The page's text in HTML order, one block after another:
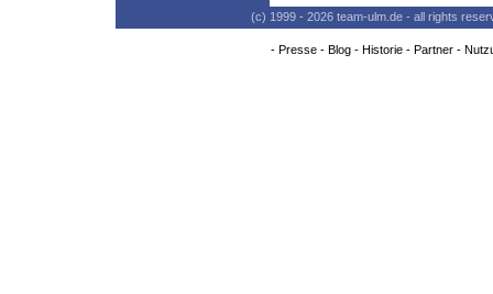
(c) 1999 - 2026 team-ulm.de - all rights
- Presse- Blog- Historie- Partner-